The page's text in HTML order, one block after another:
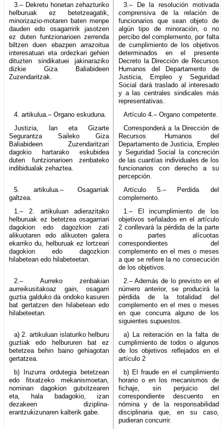
3.– Dekretu honetan zehazturiko
helburuak ez betetzeagatik,
minorizazio-motaren baten menpe
dauden edo osagarririk jasotzen
ez duten funtzionarioen zerrenda
biltzen duen ebazpen arrazoitua
interesatuari eta ordezkari gehien
dituzten sindikatuei jakinaraziko
dizkie Giza Baliabideen
Zuzendaritzak.
3.– De la resolución motivada
comprensiva de la relación de
funcionarios que sean objeto de
algún tipo de minoración, o no
percibo del complemento, por falta
de cumplimiento de los objetivos
determinados en el presente
Decreto la Dirección de Recursos
Humanos del Departamento de
Justicia, Empleo y Seguridad
Social dará traslado al interesado
y a las centrales sindicales más
representativas.
4. artikulua.– Organo eskuduna.
Artículo 4.– Organo competente.
Justizia, lan eta Gizarte
Segurantza Saileko Giza
Baliabideen Zuzendaritzari
dagokio hartarako eskubidea
duten funtzionarioen zenbateko
indibidualak zehaztea.
Corresponderá a la Dirección de
Recursos Humanos del
Departamento de Justicia, Empleo
y Seguridad Social la concreción
de las cuantías individuales de los
funcionarios con derecho a su
percepción.
5. artikulua.– Osagarriak
galtzea.
Artículo 5.– Perdida del
complemento.
1.– 2. artikuluan adierazitako
helburuak ez betetzea osagarriari
dagokion edo dagozkion zati
alikuotaren edo alikuoten galera
ekarriko du, helburuak ez lortzeari
dagokion edo dagozkion
hilabetean edo hilabeteetan.
1.– El incumplimiento de los
objetivos señalados en el artículo
2 conllevará la pérdida de la parte
o partes alícuotas
correspondientes del
complemento en el mes o meses
a que se refiere la no consecución
de los objetivos.
2.– Aurreko zenbakian
aurreikusitakoaz gain, osagarri
guztia galduko da ondoko kasuren
bat gertatzen den hilabetean edo
hilabeteetan.
2.– Además de lo previsto en el
número anterior, se producirá la
pérdida de la totalidad del
complemento en el mes o meses
en que concurra alguno de los
siguientes supuestos.
a) 2. artikuluan islaturiko helburu
guztiak edo helbururen bat ez
betetzea behin baino gehiagotan
gertatzea.
a) La reiteración en la falta de
cumplimiento de todos o algunos
de los objetivos reflejados en el
artículo 2
b) Iruzurra ordutegia betetzean
edo fitxatzeko mekanismoetan,
nominan dagokion gutxitzearen
eta, hala badagokio, izan
dezakeen diziplina-
erantzukizunaren kalterik gabe.
b) El fraude en el cumplimiento
horario o en los mecanismos de
fichaje, sin perjuicio del
correspondiente descuento en
nómina y de la responsabilidad
disciplinaria que, en su caso,
pudieran concurrir.